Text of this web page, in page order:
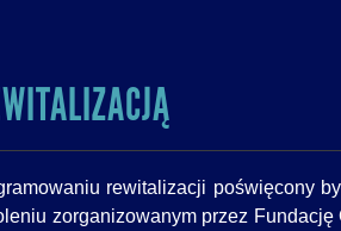
rewitalizacji poświęcony
zorganizowanym przez